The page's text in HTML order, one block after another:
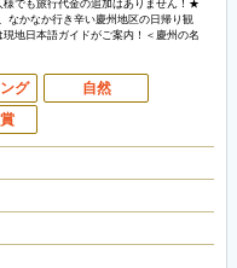
様でも旅行代金の追加はありません！★
なかなか行き辛い慶州地区の日帰り観
地日本語ガイドがご案内！＜慶州の名
グ
自然